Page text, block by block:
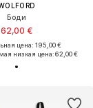
Боди
62,00 €
цена: 195,00 €
низкая цена:62,00 €